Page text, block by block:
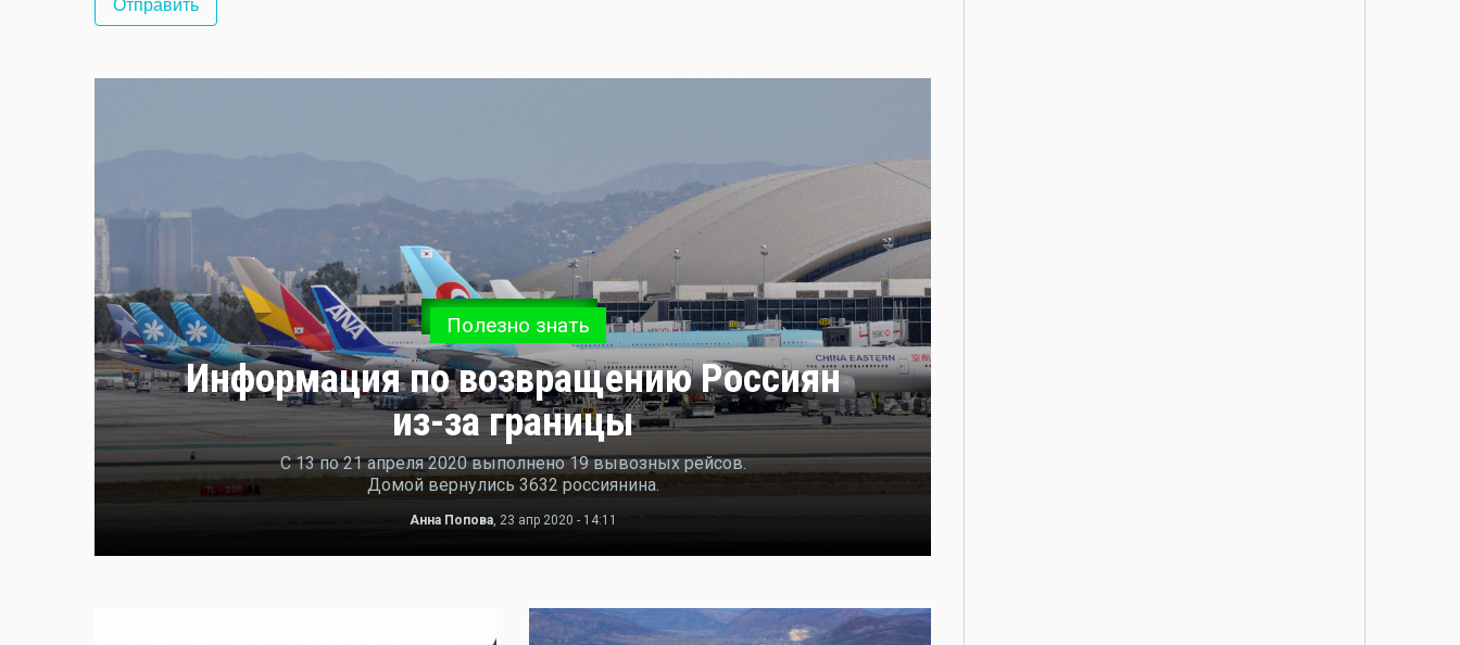
Полезно знать
Информация по возвращению Россиян
из-за границы
С 13 по 21 апреля 2020 выполнено 19 вывозных рейсов.
Домой вернулись 3632 россиянина.
Анна Попова, 23 апр 2020 - 14:11